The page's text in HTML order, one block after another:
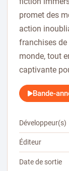
promet des
action
franchises de
monde, tout
captivante
Bande-
Développeur(s)
Éditeur
Date de sortie